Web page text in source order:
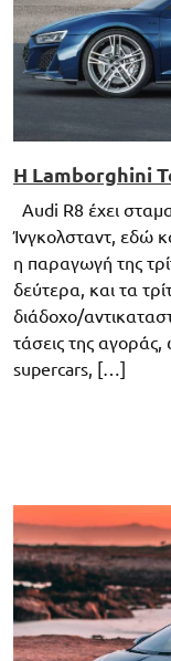
Η Lamborghini
Audi R8 έχει
Ίνγκολσταντ, εδώ
η παραγωγή της
δεύτερα, και τα
διάδοχο/
τάσεις της
supercars, […]